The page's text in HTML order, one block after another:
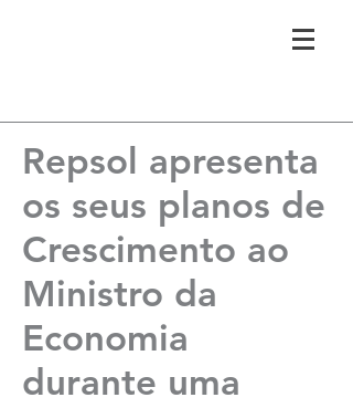
Repsol apresenta
os seus planos de
Crescimento ao
Ministro da
Economia
durante uma